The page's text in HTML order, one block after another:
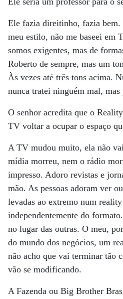
Ele fazia direitinho, fazia
meu estilo, não me baseei em
somos exigentes, mas de
Roberto de sempre, mas um
Às vezes até três tons acima.
nunca tratei ninguém mal,
O senhor acredita que o
TV voltar a ocupar o espaço
A TV mudou muito, ela não
mídia morreu, nem o rádio
impresso. Adoro revistas e
mão. As pessoas adoram ver
levadas ao extremo num
independentemente do
no lugar das outras. O meu,
do mundo dos negócios, um
não acho que vai terminar tão
vão se modificando.
A Fazenda ou Big Brother